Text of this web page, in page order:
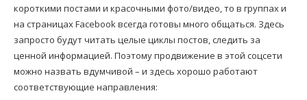
короткими постами и красочными фото/видео, то в группах и
на страницах Facebook всегда готовы много общаться. Здесь
запросто будут читать целые циклы постов, следить за
ценной информацией. Поэтому продвижение в этой соцсети
можно назвать вдумчивой – и здесь хорошо работают
соответствующие направления: